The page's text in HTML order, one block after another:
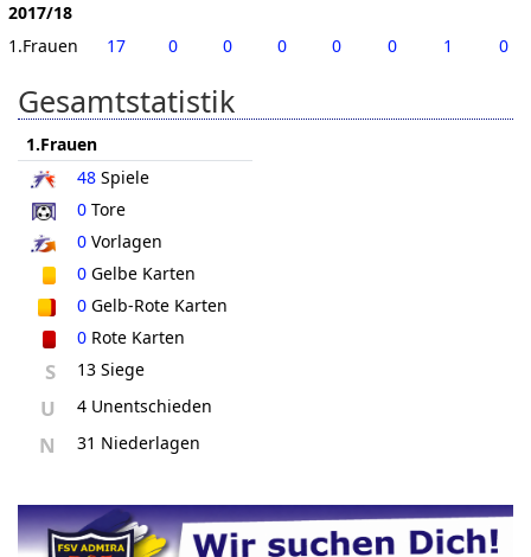
2017/18
1.Frauen
17 0 0 0 0 0 1 0
Gesamtstatistik
1.Frauen
48 Spiele
0 Tore
0 Vorlagen
0 Gelbe Karten
0 Gelb-Rote Karten
0 Rote Karten
S 13 Siege
U 4 Unentschieden
N 31 Niederlagen